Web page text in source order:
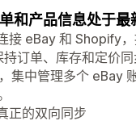
和产品信息处于最
eBay 和 Shopify
订单、库存和定价
集中管理多个 eBay
正的双向同步